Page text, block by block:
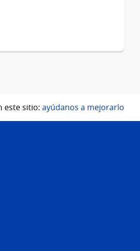
este sitio: ayúdanos a mejorarlo